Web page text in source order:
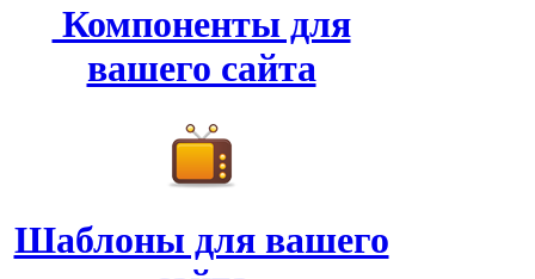
Компоненты для
вашего сайта
Шаблоны для вашего